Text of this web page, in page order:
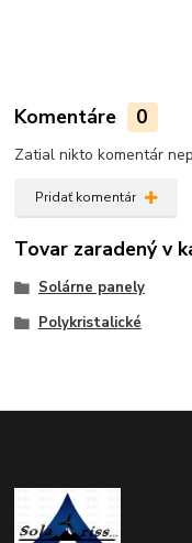
Komentáre 0
Zatial nikto komentár
Pridať komentár
Tovar zaradený v
Solárne panely
Polykristalické